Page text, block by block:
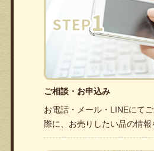
ご相談・お申込み
お電話・メール・LINEにて
際に、お売りしたい品の情報